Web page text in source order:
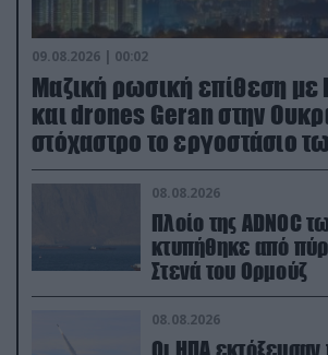
09.08.2026 | 00:02
Μαζική ρωσική επίθεση
και drones Geran στην
στόχαστρο το εργοστάσιο
08.08.2026
Πλοίο της ADNOC
κτυπήθηκε από
Στενά του Ορμούζ
08.08.2026